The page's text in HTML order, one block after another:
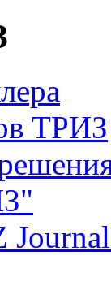
ТРИЗ